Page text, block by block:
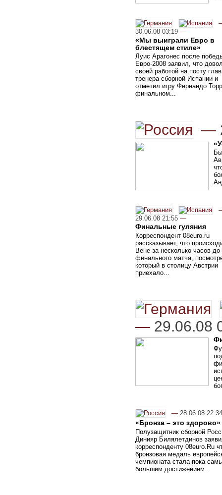
30.06.08 03:19 —
«Мы выиграли Евро в
блестящем стиле»
Луис Арагонес после
Евро-2008 заявил, что
своей работой на посту
тренера сборной Испании и
отметил игру Фернандо
финальном...
—
29.06.08 21:55 —
Финальные гуляния
Корреспондент 08euro.ru
рассказывает, что
Вене за несколько часов
финального матча,
который в столицу Австрии
приехало...
— 29.06.08
— 28.06.08 22:34
«Бронза – это здорово»
Полузащитник сборной
Динияр Билялетдинов
корреспонденту 08euro.Ru
бронзовая медаль
чемпионата стала пока
большим достижением...